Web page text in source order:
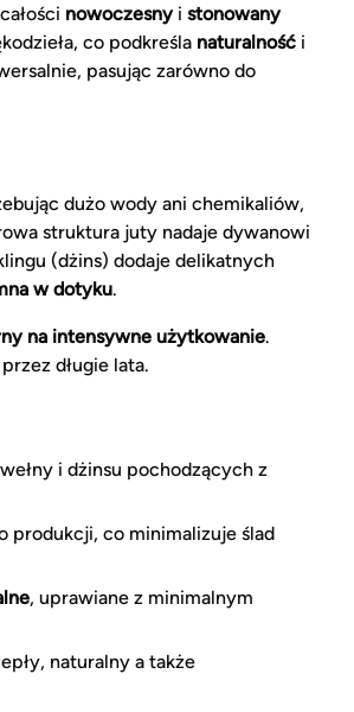
nowoczesnyi stonowany
co podkreśla naturalność i
pasując zarówno do
dużo wody ani chemikaliów,
struktura juty nadaje dywanowi
(dżins) dodaje delikatnych
w dotyku.
na intensywne użytkowanie.
długie lata.
i dżinsu pochodzących z
produkcji, co minimalizuje ślad
, uprawiane z minimalnym
naturalny a także